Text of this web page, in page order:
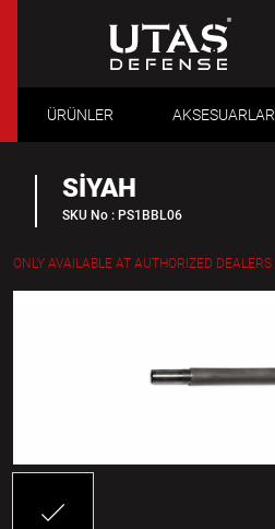
ÜRÜNLER AKSESUARLAR
SİYAH
SKU No : PS1BBL06
ONLY AVAILABLE AT AUTHORIZED DEALERS